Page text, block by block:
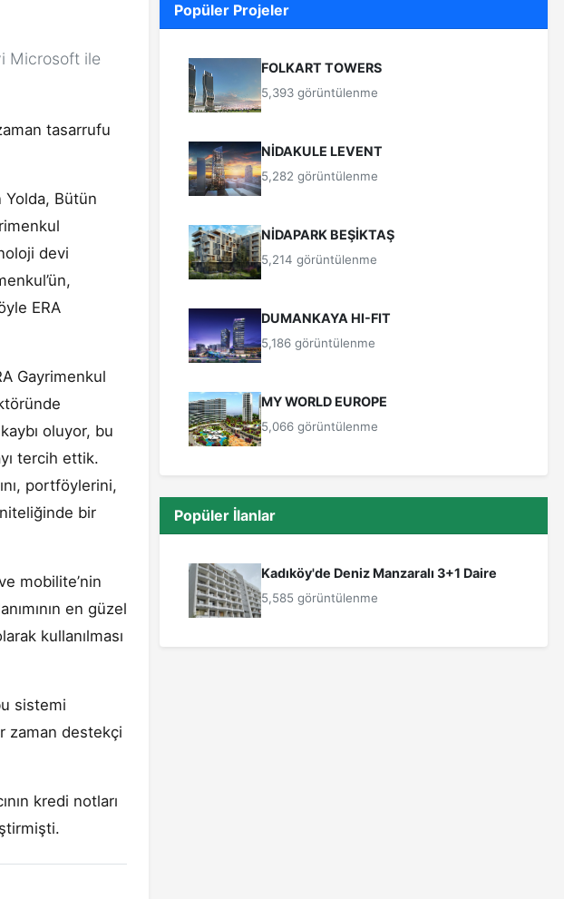
Microsoft ile
tasarrufu
Yolda, Bütün
devi
ERA
Gayrimenkul
oluyor, bu
tercih ettik.
portföylerini,
bir
mobilite’nin
en güzel
kullanılması
sistemi
zaman destekçi
kredi notları
Popüler Projeler
FOLKART TOWERS
5,393 görüntülenme
NİDAKULE LEVENT
5,282 görüntülenme
NİDAPARK BEŞİKTAŞ
5,214 görüntülenme
DUMANKAYA HI-FIT
5,186 görüntülenme
MY WORLD EUROPE
5,066 görüntülenme
Popüler İlanlar
Kadıköy'de Deniz Manzaralı 3+1 Daire
5,585 görüntülenme